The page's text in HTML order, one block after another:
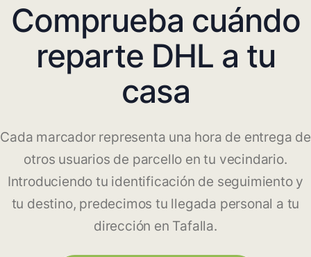
Comprueba cuándo
reparte DHL a tu
casa
Cada marcador representa una hora de entrega de
otros usuarios de parcello en tu vecindario.
Introduciendo tu identificación de seguimiento y
tu destino, predecimos tu llegada personal a tu
dirección en Tafalla.